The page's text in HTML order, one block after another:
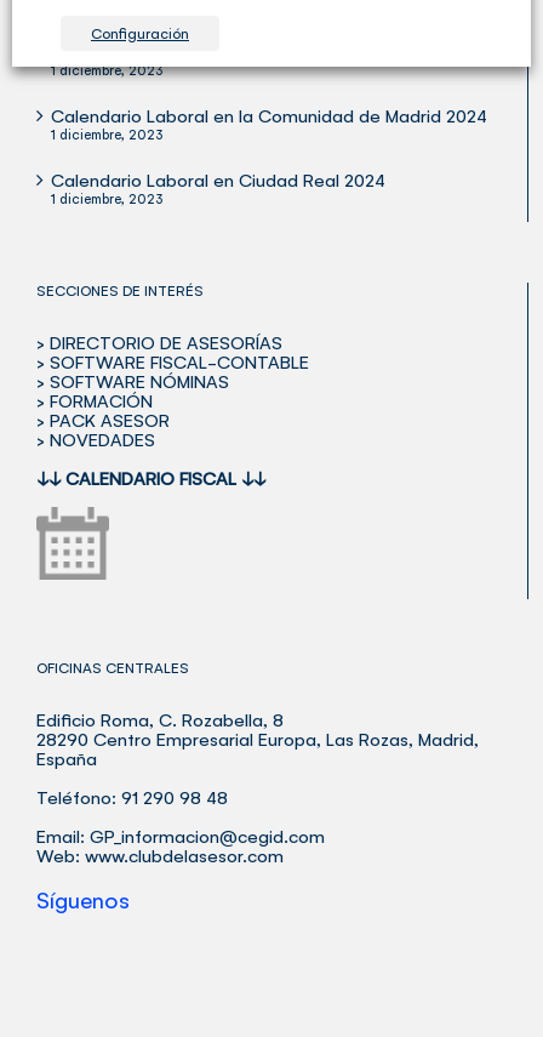
1 diciembre, 2023
Calendario Laboral en la Comunidad de Madrid 2024
1 diciembre, 2023
Calendario Laboral en Ciudad Real 2024
1 diciembre, 2023
SECCIONES DE INTERÉS
> DIRECTORIO DE ASESORÍAS
> SOFTWARE FISCAL-CONTABLE
> SOFTWARE NÓMINAS
> FORMACIÓN
> PACK ASESOR
> NOVEDADES
↓↓ CALENDARIO FISCAL ↓↓
OFICINAS CENTRALES
Edificio Roma, C. Rozabella, 8
28290 Centro Empresarial Europa, Las Rozas, Madrid,
España
Teléfono: 91 290 98 48
Email: GP_informacion@cegid.com
Web: www.clubdelasesor.com
Síguenos
Configuración